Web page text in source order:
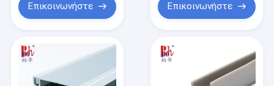
Επικοινωνήστε Επικοινωνήστε